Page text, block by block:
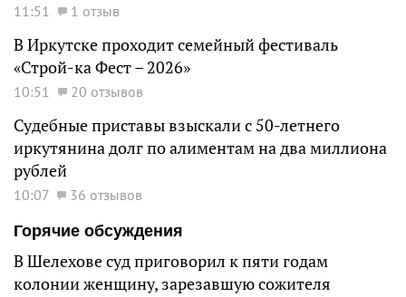
11:51 1 отзыв
В Иркутске проходит семейный фестиваль
«Строй-ка Фест – 2026»
10:51 20 отзывов
Судебные приставы взыскали с 50-летнего
иркутянина долг по алиментам на два миллиона
рублей
10:07
36 отзывов
Горячие обсуждения
В Шелехове суд приговорил к пяти годам
колонии женщину, зарезавшую сожителя